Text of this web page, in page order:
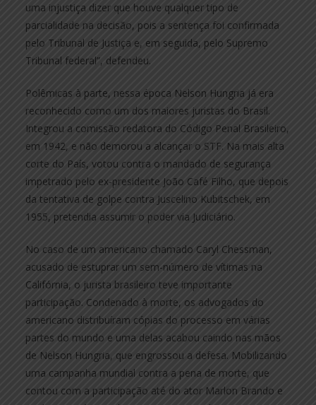
uma injustiça dizer que houve qualquer tipo de
parcialidade na decisão, pois a sentença foi confirmada
pelo Tribunal de Justiça e, em seguida, pelo Supremo
Tribunal federal”, defendeu.
Polêmicas à parte, nessa época Nelson Hungria já era
reconhecido como um dos maiores juristas do Brasil.
Integrou a comissão redatora do Código Penal Brasileiro,
em 1942, e não demorou a alcançar o STF. Na mais alta
corte do País, votou contra o mandado de segurança
impetrado pelo ex-presidente João Café Filho, que depois
da tentativa de golpe contra Juscelino Kubitschek, em
1955, pretendia assumir o poder via Judiciário.
No caso de um americano chamado Caryl Chessman,
acusado de estuprar um sem-número de vítimas na
Califórnia, o jurista brasileiro teve importante
participação. Condenado à morte, os advogados do
americano distribuíram cópias do processo em várias
partes do mundo e uma delas acabou caindo nas mãos
de Nelson Hungria, que engrossou a defesa. Mobilizando
uma campanha mundial contra a pena de morte, que
contou com a participação até do ator Marlon Brando e